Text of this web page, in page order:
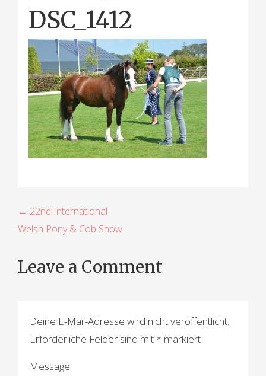
DSC_1412
B
e
i
t
← 22nd International
Welsh Pony & Cob Show
Leave a Comment
Deine E-Mail-Adresse wird nicht veröffentlicht.
Erforderliche Felder sind mit* markiert
Message